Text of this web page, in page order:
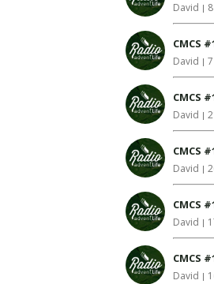
David
CMCS
David
CMCS
David
CMCS
David
CMCS
David
CMCS
David